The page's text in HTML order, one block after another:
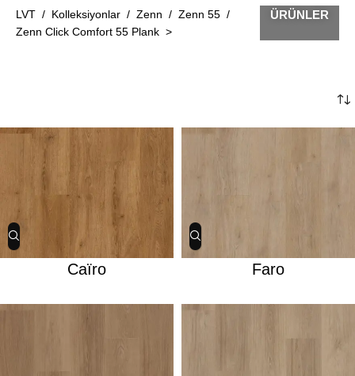
LVT / Kolleksiyonlar / Zenn / Zenn 55 /
Zenn Click Comfort 55 Plank >
ÜRÜNLER
Caïro Faro